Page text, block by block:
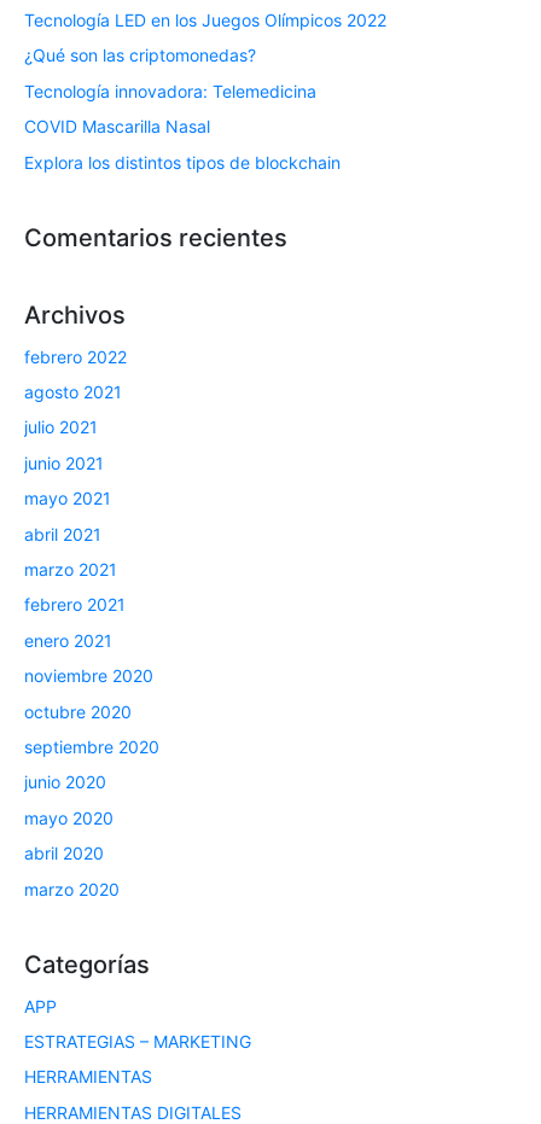
Tecnología LED en los Juegos Olímpicos 2022
¿Qué son las criptomonedas?
Tecnología innovadora: Telemedicina
COVID Mascarilla Nasal
Explora los distintos tipos de blockchain
Comentarios recientes
Archivos
febrero 2022
agosto 2021
julio 2021
junio 2021
mayo 2021
abril 2021
marzo 2021
febrero 2021
enero 2021
noviembre 2020
octubre 2020
septiembre 2020
junio 2020
mayo 2020
abril 2020
marzo 2020
Categorías
APP
ESTRATEGIAS – MARKETING
HERRAMIENTAS
HERRAMIENTAS DIGITALES